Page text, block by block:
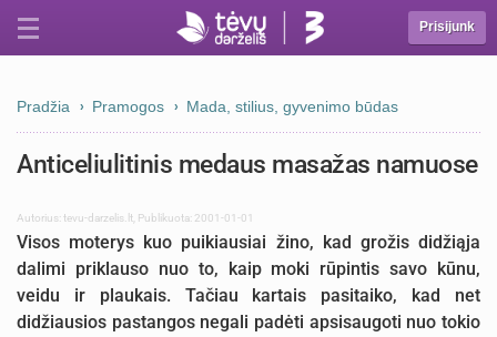
Prisijunk
Pradžia Pramogos Mada, stilius, gyvenimo būdas
Anticeliulitinis medaus masažas namuose
Autorius:tevu-darzelis.lt Publikuota: 2001-01-01
Visos moterys kuo puikiausiai žino, kad grožis didžiąja
dalimi priklauso nuo to, kaip moki rūpintis savo kūnu,
veidu ir plaukais. Tačiau kartais pasitaiko, kad net
didžiausios pastangos negali padėti apsisaugoti nuo tokio